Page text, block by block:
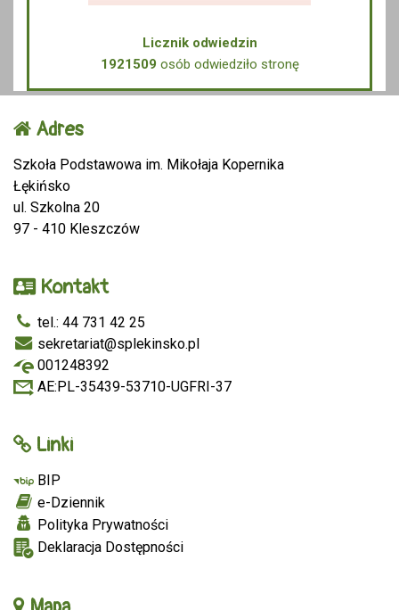
Licznik odwiedzin
1921509 osób odwiedziło stronę
Adres
Szkoła Podstawowa im. Mikołaja Kopernika
Łękińsko
ul. Szkolna 20
97 - 410 Kleszczów
Kontakt
tel.: 44 731 42 25
sekretariat@splekinsko.pl
001248392
AE:PL-35439-53710-UGFRI-37
Linki
BIP
e-Dziennik
Polityka Prywatności
Deklaracja Dostępności